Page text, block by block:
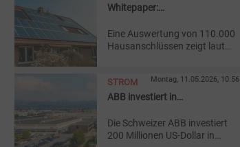
veröffentlicht.
Whitepaper:
verkraften weiteren PV-
Ausbau
Eine Auswertung von 110.000
Hausanschlüssen zeigt laut
Pfingstwochenende keine
flächendeckende Überlastung
STROM Montag, 11.05.2026, 10:56
ABB investiert in
Die Schweizer ABB investiert
200 Millionen US-Dollar in